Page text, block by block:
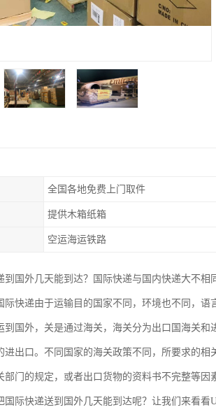
全国各地免费上门取件
提供木箱纸箱
空运海运铁路
到国外几天能到达？国际快递与国内快递大不
际快递由于运输目的国家不同，环境也不同，
到国外，关是通过海关，海关分为出口国海关
进出口。不同国家的海关政策不同，所要求的
部门的规定，或者出口货物的资料书不完整等因
国际快递送到国外几天能到达呢？让我们来看看